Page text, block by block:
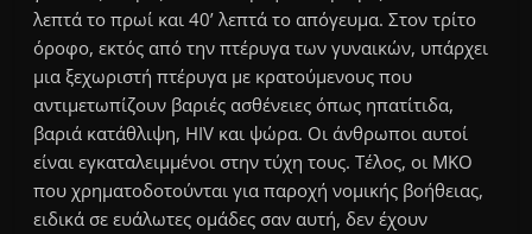
λεπτά το πρωί και 40’ λεπτά το απόγευμα. Στον τρίτο
όροφο, εκτός από την πτέρυγα των γυναικών, υπάρχει
μια ξεχωριστή πτέρυγα με κρατούμενους που
αντιμετωπίζουν βαριές ασθένειες όπως ηπατίτιδα,
βαριά κατάθλιψη, ΗIV και ψώρα. Οι άνθρωποι αυτοί
είναι εγκαταλειμμένοι στην τύχη τους. Τέλος, οι ΜΚΟ
που χρηματοδοτούνται για παροχή νομικής βοήθειας,
ειδικά σε ευάλωτες ομάδες σαν αυτή, δεν έχουν